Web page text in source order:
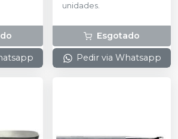
unidades.
Esgotado
Pedir via Whatsapp